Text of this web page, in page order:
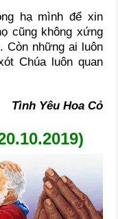
hạ mình để xin
cũng không xứng
Còn những ai luôn
Chúa luôn quan
Tình Yêu Hoa Cỏ